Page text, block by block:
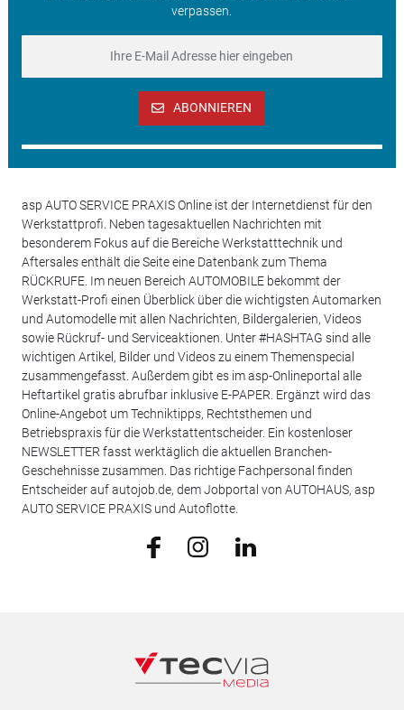
verpassen.
ABONNIEREN
asp AUTO SERVICE PRAXIS Online ist der Internetdienst für den
Werkstattprofi. Neben tagesaktuellen Nachrichten mit
besonderem Fokus auf die Bereiche Werkstatttechnik und
Aftersales enthält die Seite eine Datenbank zum Thema
RÜCKRUFE. Im neuen Bereich AUTOMOBILE bekommt der
Werkstatt-Profi einen Überblick über die wichtigsten Automarken
und Automodelle mit allen Nachrichten, Bildergalerien, Videos
sowie Rückruf- und Serviceaktionen. Unter #HASHTAG sind alle
wichtigen Artikel, Bilder und Videos zu einem Themenspecial
zusammengefasst. Außerdem gibt es im asp-Onlineportal alle
Heftartikel gratis abrufbar inklusive E-PAPER. Ergänzt wird das
Online-Angebot um Techniktipps, Rechtsthemen und
Betriebspraxis für die Werkstattentscheider. Ein kostenloser
NEWSLETTER fasst werktäglich die aktuellen Branchen-
Geschehnisse zusammen. Das richtige Fachpersonal finden
Entscheider auf autojob.de, dem Jobportal von AUTOHAUS, asp
AUTO SERVICE PRAXIS und Autoflotte.